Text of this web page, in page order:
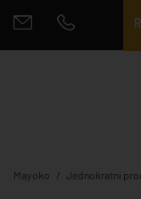
Mayoko Jednokratni